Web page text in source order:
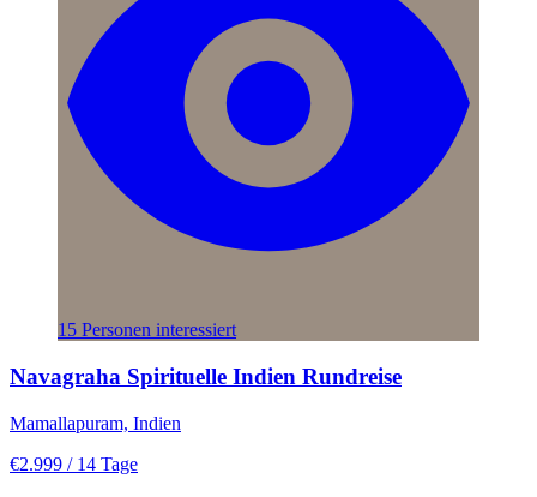
15 Personen interessiert
Navagraha Spirituelle Indien Rundreise
Mamallapuram, Indien
€2.999 / 14 Tage